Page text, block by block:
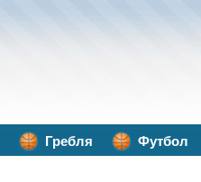
Гребля Футбол